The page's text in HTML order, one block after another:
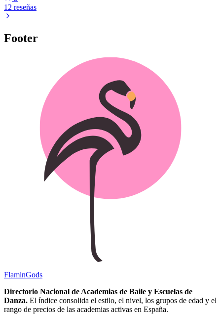
12 reseñas
Footer
FlaminGods
Directorio Nacional de Academias de Baile y Escuelas de
Danza. El índice consolida el estilo, el nivel, los grupos de edad y el
rango de precios de las academias activas en España.